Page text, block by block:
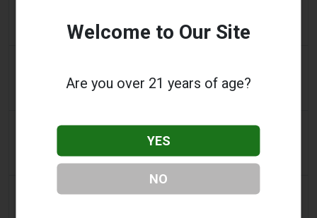
销量下降 14%
电子烟税在九个月内筹集了2200万欧元后，政府正考虑
Tico Times a day ago
哥斯达黎加新的电子烟法规原定今日生效，但并未生
Tobacco Reporter 2 days ago
Welcome to Our Site
Are you over 21 years of age?
YES
NO